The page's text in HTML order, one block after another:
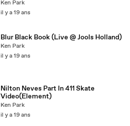
Ken Park
il y a 19 ans
Blur Black Book (Live @ Jools Holland)
Ken Park
il y a 19 ans
Nilton Neves Part In 411 Skate
Video(Element)
Ken Park
il y a 19 ans